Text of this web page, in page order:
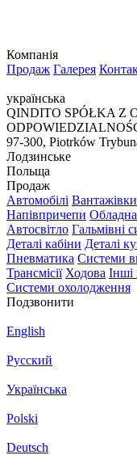
Компанія
Продаж Галерея
українська
QINDITO SPÓŁKA Z
97-300, Piotrków
Лодзинське
Польща
Продаж
Автомобілі Вантажівки
Напівпричепи
Автосвітло Гальмівні
Деталі кабіни Деталі
Пневматика Системи
Трансмісії Ходова Інші
Системи охолодження
Подзвонити
English
Русский
Українська
Polski
Deutsch